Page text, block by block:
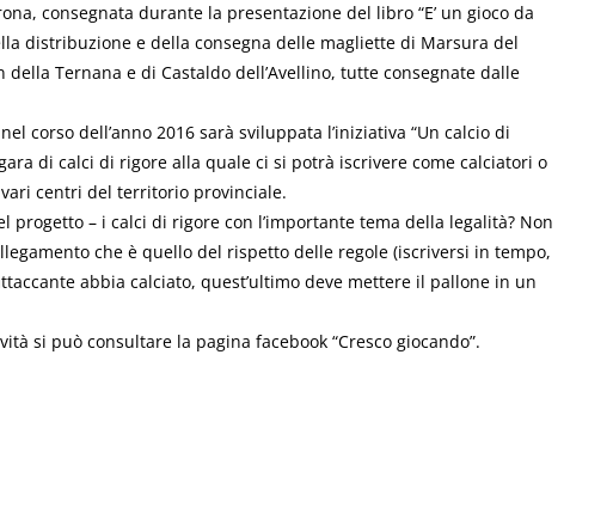
consegnata durante la presentazione del libro “E’ un gioco da
distribuzione e della consegna delle magliette di Marsura del
Ternana e di Castaldo dell’Avellino, tutte consegnate dalle
corso dell’anno 2016 sarà sviluppata l’iniziativa “Un calcio di
di calci di rigore alla quale ci si potrà iscrivere come calciatori o
centri del territorio provinciale.
progetto – i calci di rigore con l’importante tema della legalità? Non
che è quello del rispetto delle regole (iscriversi in tempo,
abbia calciato, quest’ultimo deve mettere il pallone in un
si può consultare la pagina facebook “Cresco giocando”.